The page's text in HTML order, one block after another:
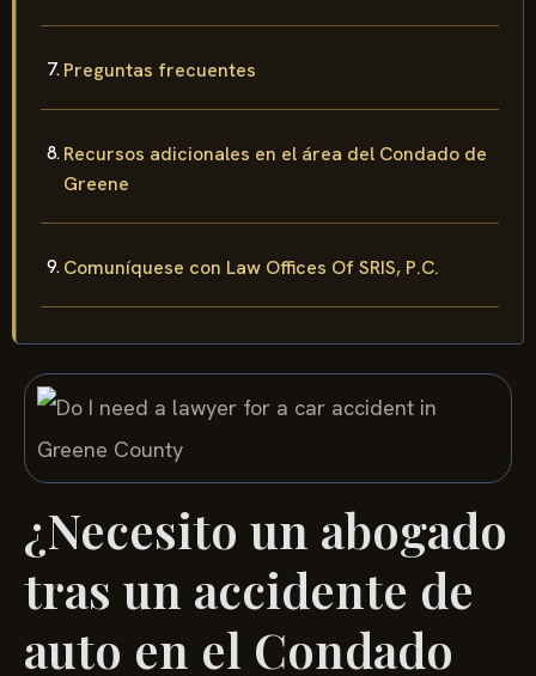
Preguntas frecuentes
Recursos adicionales en el área del Condado de
Greene
Comuníquese con Law Offices Of SRIS, P.C.
¿Necesito un abogado
tras un accidente de
auto en el Condado